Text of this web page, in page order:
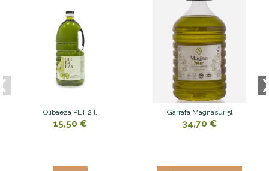
Olibaeza PET 2 l.
15,50 €
Garrafa Magnasur 5l
34,70 €